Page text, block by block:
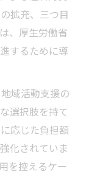
拡充、三つ目
、厚生労働省
するために導
域活動支援の
選択肢を持て
応じた負担額
化されていま
を控えるケー